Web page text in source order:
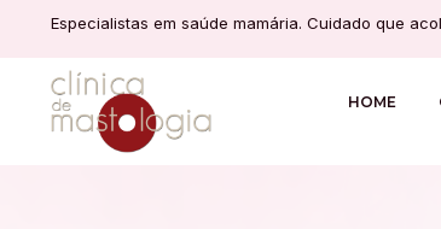
Especialistas em saúde mamária. Cuidado que
HOME